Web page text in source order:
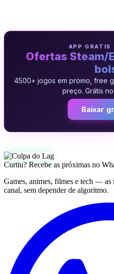
APP GRATIS
Ofertas Steam/
4500+ jogos em promo, free
preço. Grátis
Baixar
Curtiu? Recebe as próximas no
Games, animes, filmes e tech — as
canal, sem depender de algoritmo.